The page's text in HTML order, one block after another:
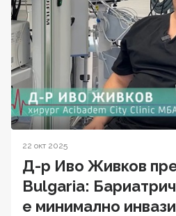
22 окт 2025
Д-р Иво Живков
Bulgaria:
е минимално